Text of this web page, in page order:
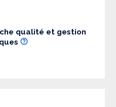
qualité et gestion